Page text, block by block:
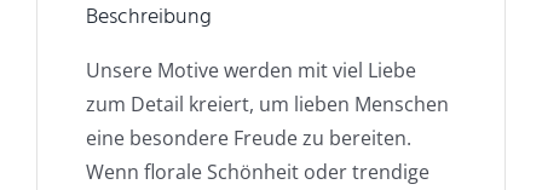
Beschreibung
Unsere Motive werden mit viel Liebe
zum Detail kreiert, um lieben Menschen
eine besondere Freude zu bereiten.
Wenn florale Schönheit oder trendige